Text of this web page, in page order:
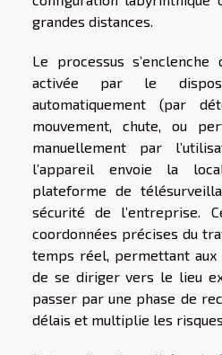
grandes distances.
Le processus
activée par le
automatiquement (par
mouvement, chute, ou
manuellement par
l’appareil envoie la
plateforme de
sécurité de l’entreprise.
coordonnées précises du
temps réel, permettant aux
de se diriger vers le lieu
passer par une phase de
délais et multiplie les